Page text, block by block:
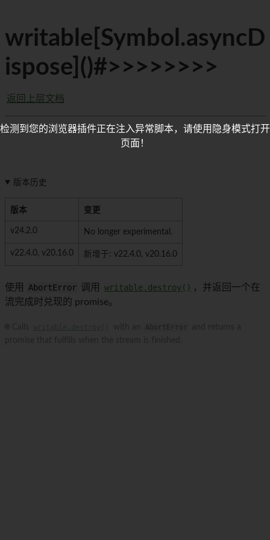
writable[Symbol.asyncD
ispose]()#>>>>>>>>
返回上层文档
版本历史
版本 变更
v24.2.0 No longer experimental.
v22.4.0, v20.16.0 新增于: v22.4.0, v20.16.0
使用 AbortError 调用 writable.destroy() ，并返回一个在
流完成时兑现的 promise。
检测到您的浏览器插件正在注入异常脚本，请使用隐身模式打开
页面！